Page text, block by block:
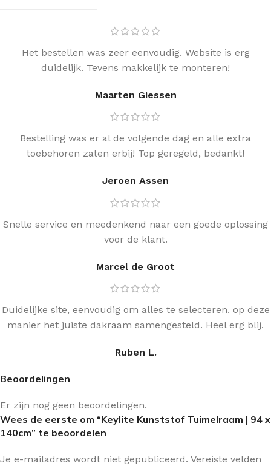
Het bestellen was zeer eenvoudig. Website is erg
duidelijk. Tevens makkelijk te monteren!
Maarten Giessen
Bestelling was er al de volgende dag en alle extra
toebehoren zaten erbij! Top geregeld, bedankt!
Jeroen Assen
Snelle service en meedenkend naar een goede oplossing
voor de klant.
Marcel de Groot
Duidelijke site, eenvoudig om alles te selecteren. op deze
manier het juiste dakraam samengesteld. Heel erg blij.
Ruben L.
Beoordelingen
Er zijn nog geen beoordelingen.
Wees de eerste om “Keylite Kunststof Tuimelraam | 94 x
140cm” te beoordelen
Je e-mailadres wordt niet gepubliceerd. Vereiste velden